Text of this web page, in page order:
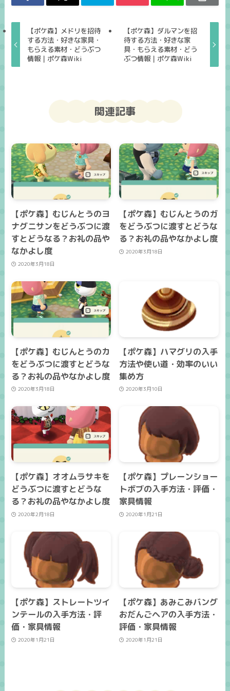
【ポケ森】メドリを招待
する方法・好きな家具・
もらえる素材・どうぶつ
情報｜ポケ森Wiki
【ポケ森】ダルマンを招
待する方法・好きな家
具・もらえる素材・どう
ぶつ情報｜ポケ森Wiki
関連記事
【ポケ森】むじんとうのヨ
ナグニサンをどうぶつに渡
すとどうなる？お礼の品や
なかよし度
2020年3月18日
【ポケ森】むじんとうのガ
をどうぶつに渡すとどうな
る？お礼の品やなかよし度
2020年3月18日
【ポケ森】むじんとうのカ
をどうぶつに渡すとどうな
る？お礼の品やなかよし度
2020年3月18日
【ポケ森】ハマグリの入手
方法や使い道・効率のいい
集め方
2020年3月10日
【ポケ森】オオムラサキを
どうぶつに渡すとどうな
る？お礼の品やなかよし度
2020年2月18日
【ポケ森】プレーンショー
トボブの入手方法・評価・
家具情報
2020年1月21日
【ポケ森】ストレートツイ
ンテールの入手方法・評
価・家具情報
2020年1月21日
【ポケ森】あみこみバング
おだんごヘアの入手方法・
評価・家具情報
2020年1月21日